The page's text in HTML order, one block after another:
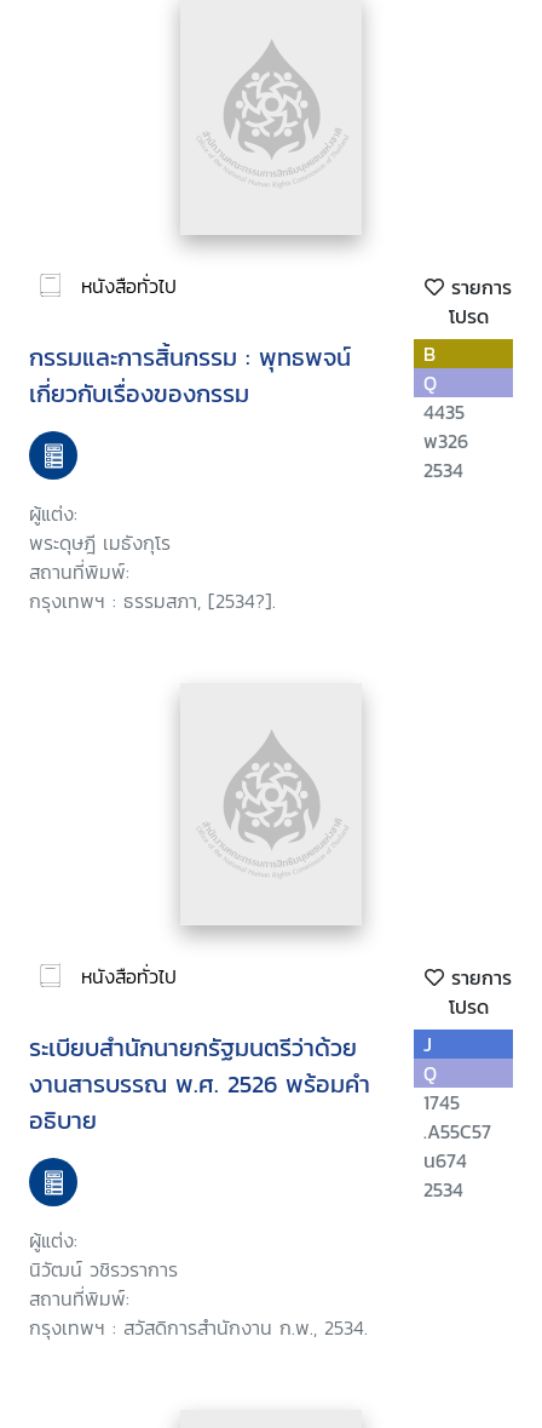
หนังสือทั่วไป
รายการ
โปรด
กรรมและการสิ้นกรรม : พุทธพจน์
เกี่ยวกับเรื่องของกรรม
ผู้แต่ง:
พระดุษฎี เมธังกุโร
สถานที่พิมพ์:
กรุงเทพฯ : ธรรมสภา, [2534?].
B
Q
4435
พ326
2534
หนังสือทั่วไป
รายการ
โปรด
ระเบียบสำนักนายกรัฐมนตรีว่าด้วย
งานสารบรรณ พ.ศ. 2526 พร้อมคำ
อธิบาย
ผู้แต่ง:
นิวัฒน์ วชิรวราการ
สถานที่พิมพ์:
กรุงเทพฯ : สวัสดิการสำนักงาน ก.พ., 2534.
J
Q
1745
.A55C57
น674
2534